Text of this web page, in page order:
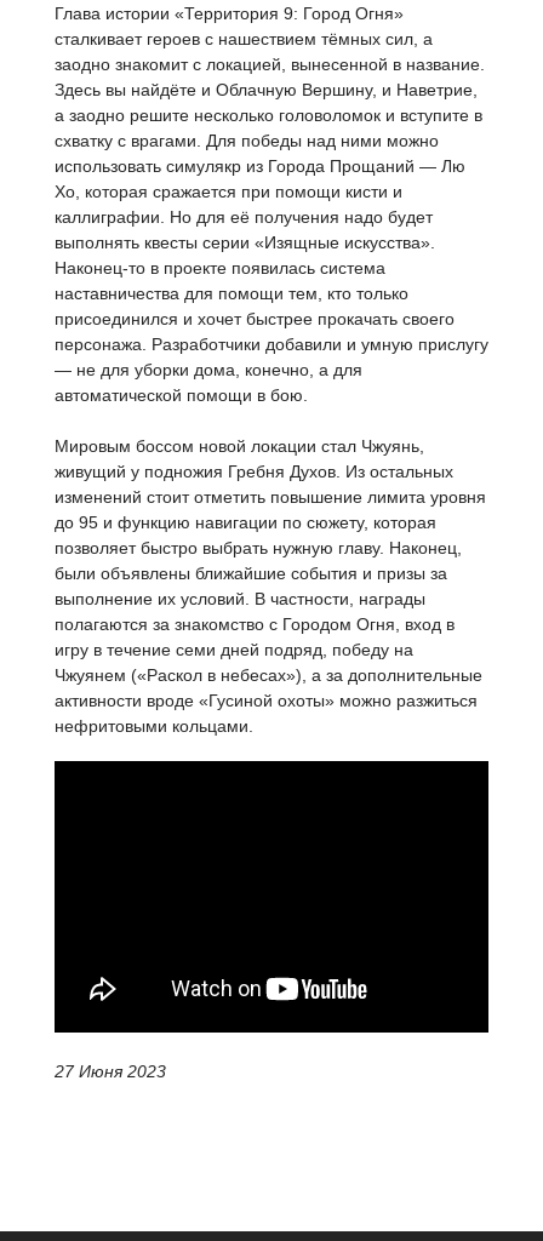
Глава истории «Территория 9: Город Огня»
сталкивает героев с нашествием тёмных сил, а
заодно знакомит с локацией, вынесенной в название.
Здесь вы найдёте и Облачную Вершину, и Наветрие,
а заодно решите несколько головоломок и вступите в
схватку с врагами. Для победы над ними можно
использовать симулякр из Города Прощаний — Лю
Хо, которая сражается при помощи кисти и
каллиграфии. Но для её получения надо будет
выполнять квесты серии «Изящные искусства».
Наконец-то в проекте появилась система
наставничества для помощи тем, кто только
присоединился и хочет быстрее прокачать своего
персонажа. Разработчики добавили и умную прислугу
— не для уборки дома, конечно, а для
автоматической помощи в бою.
Мировым боссом новой локации стал Чжуянь,
живущий у подножия Гребня Духов. Из остальных
изменений стоит отметить повышение лимита уровня
до 95 и функцию навигации по сюжету, которая
позволяет быстро выбрать нужную главу. Наконец,
были объявлены ближайшие события и призы за
выполнение их условий. В частности, награды
полагаются за знакомство с Городом Огня, вход в
игру в течение семи дней подряд, победу на
Чжуянем («Раскол в небесах»), а за дополнительные
активности вроде «Гусиной охоты» можно разжиться
нефритовыми кольцами.
27 Июня 2023